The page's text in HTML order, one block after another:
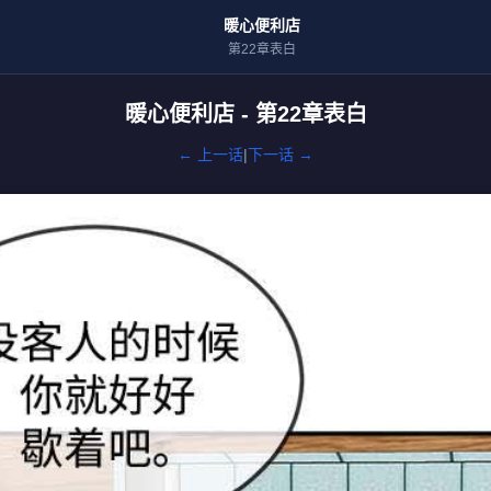
暖心便利店
第22章表白
暖心便利店 - 第22章表白
← 上一话|下一话 →